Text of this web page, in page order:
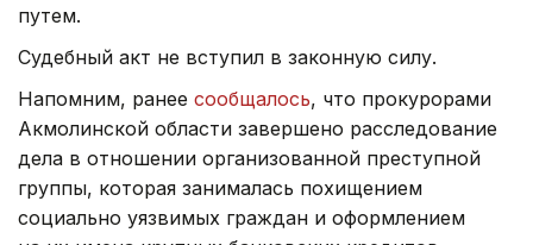
путем.
Судебный акт не вступил в законную силу.
Напомним, ранее сообщалось, что прокурорами
Акмолинской области завершено расследование
дела в отношении организованной преступной
группы, которая занималась похищением
социально уязвимых граждан и оформлением